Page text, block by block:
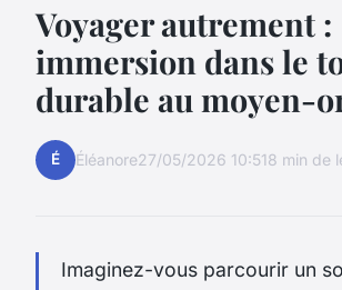
Voyager autrement :
immersion dans le
durable au moyen-
É Éléanore27/05/2026 10:518 min de
Imaginez-vous parcourir un